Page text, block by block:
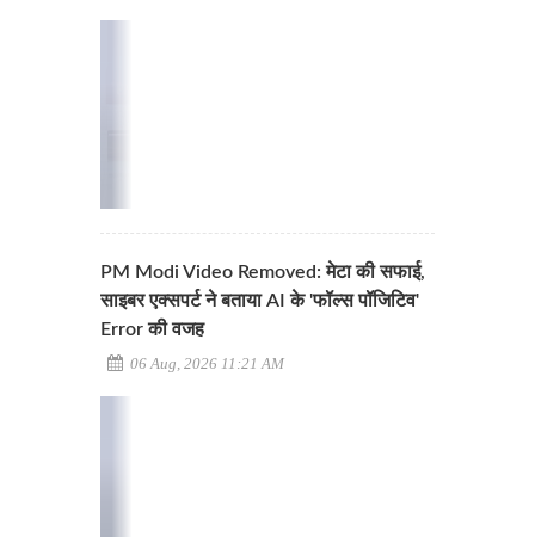
PM Modi Video Removed: मेटा की सफाई,
साइबर एक्सपर्ट ने बताया AI के 'फॉल्स पॉजिटिव'
Error की वजह
06 Aug, 2026 11:21 AM